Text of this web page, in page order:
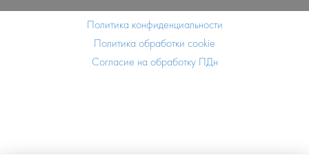
Политика конфиденциальности
Политика обработки cookie
Согласие на обработку ПДн